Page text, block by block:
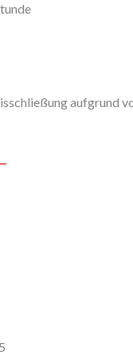
aufgrund